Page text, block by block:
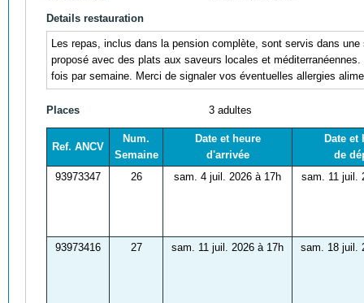
Details restauration
Les repas, inclus dans la pension complète, sont servis dans
proposé avec des plats aux saveurs locales et
fois par semaine. Merci de signaler vos éventuelles allergies
Places 3 adultes
Ref. ANCV
Num.
Semaine
Date et heure
d'arrivée
Date et
de
93973347
26 sam. 4 juil. 2026 à 17h sam. 11 juil.
93973416 27 sam. 11 juil. 2026 à 17h sam. 18 juil.